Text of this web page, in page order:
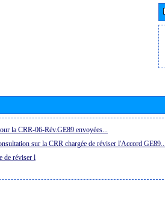
la CRR-06-Rév.GE89 envoyées...
sur la CRR chargée de réviser l'Accord
de réviser l